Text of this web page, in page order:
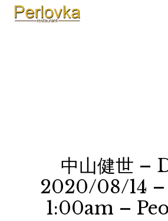
中山健世 –
2020/08/14
1:00am –